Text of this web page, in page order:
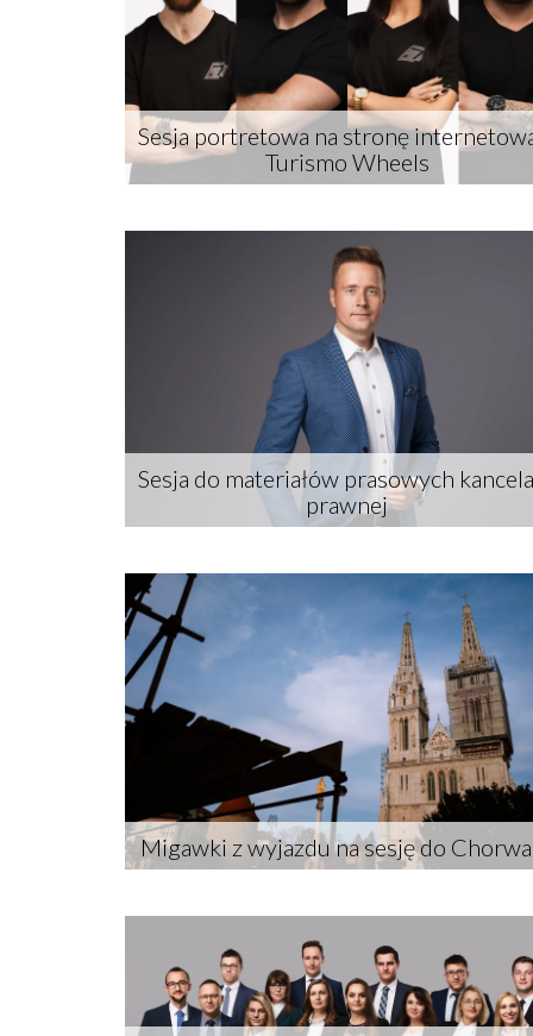
Sesja portretowa na stronę
Turismo Wheels
Sesja do materiałów prasowych
prawnej
Migawki z wyjazdu na sesję do